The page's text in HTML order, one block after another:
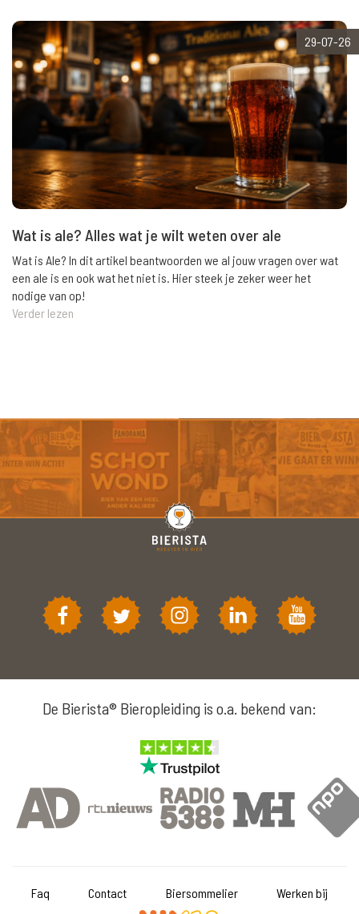
29-07-26
Wat is ale? Alles wat je wilt weten over ale
Wat is Ale? In dit artikel beantwoorden we al jouw vragen over wat
een ale is en ook wat het niet is. Hier steek je zeker weer het
nodige van op!
Verder lezen
De Bierista® Bieropleiding is o.a. bekend van:
Faq Contact Biersommelier Werken bij